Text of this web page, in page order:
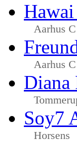
Aarhus C
Aarhus C
Diana
Soy7
Horsens